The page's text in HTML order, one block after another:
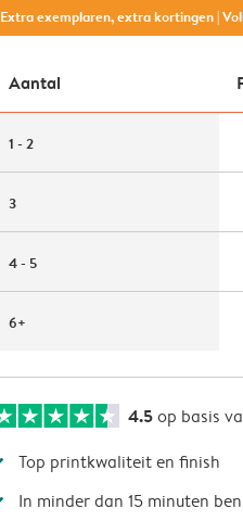
Extra exemplaren, extra kortingen|
Aantal
1 - 2
3
4 - 5
6+
4.5op basis
Top printkwaliteit en finish
In minder dan 15 minuten